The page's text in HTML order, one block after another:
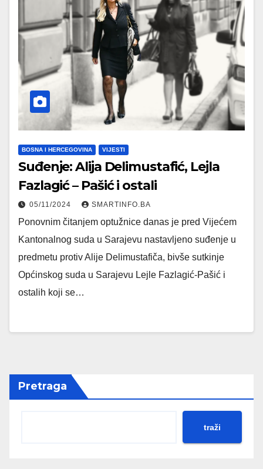
BOSNA I HERCEGOVINA VIJESTI
Suđenje: Alija Delimustafić, Lejla
Fazlagić – Pašić i ostali
05/11/2024 SMARTINFO.BA
Ponovnim čitanjem optužnice danas je pred Vijećem
Kantonalnog suda u Sarajevu nastavljeno suđenje u
predmetu protiv Alije Delimustafiča, bivše sutkinje
Općinskog suda u Sarajevu Lejle Fazlagić-Pašić i
ostalih koji se…
Pretraga
traži